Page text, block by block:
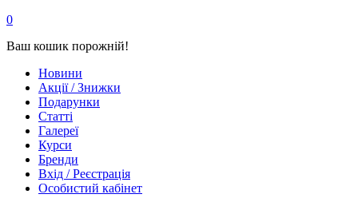
0
Ваш кошик порожній!
Новини
Акції / Знижки
Подарунки
Статті
Галереї
Курси
Бренди
Вхід / Реєстрація
Особистий кабінет